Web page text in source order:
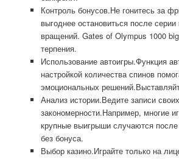
Контроль бонусов.Не гонитесь за
выгоднее остановиться после
вращений. Gates of Olympus 1000
терпения.
Использование автоигры.Функция
настройкой количества спинов
эмоциональных
Анализ истории.Ведите записи
закономерности.Например, многие
крупные выигрыши случаются
без бонуса.
Выбор казино.Играйте только на